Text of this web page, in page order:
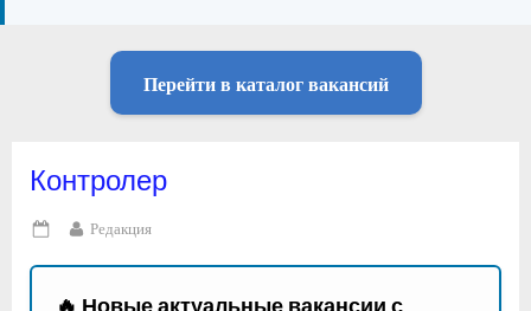
Перейти в каталог вакансий
Контролер
Posted
on
By
Редакция